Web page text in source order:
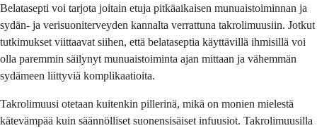
Belatasepti voi tarjota joitain etuja pitkäaikaisen munuaistoiminnan ja
sydän- ja verisuoniterveyden kannalta verrattuna takrolimuusiin. Jotkut
tutkimukset viittaavat siihen, että belataseptia käyttävillä ihmisillä voi
olla paremmin säilynyt munuaistoiminta ajan mittaan ja vähemmän
sydämeen liittyviä komplikaatioita.
Takrolimuusi otetaan kuitenkin pillerinä, mikä on monien mielestä
kätevämpää kuin säännölliset suonensisäiset infuusiot. Takrolimuusilla